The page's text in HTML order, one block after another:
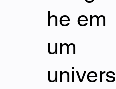
he em
um
univers